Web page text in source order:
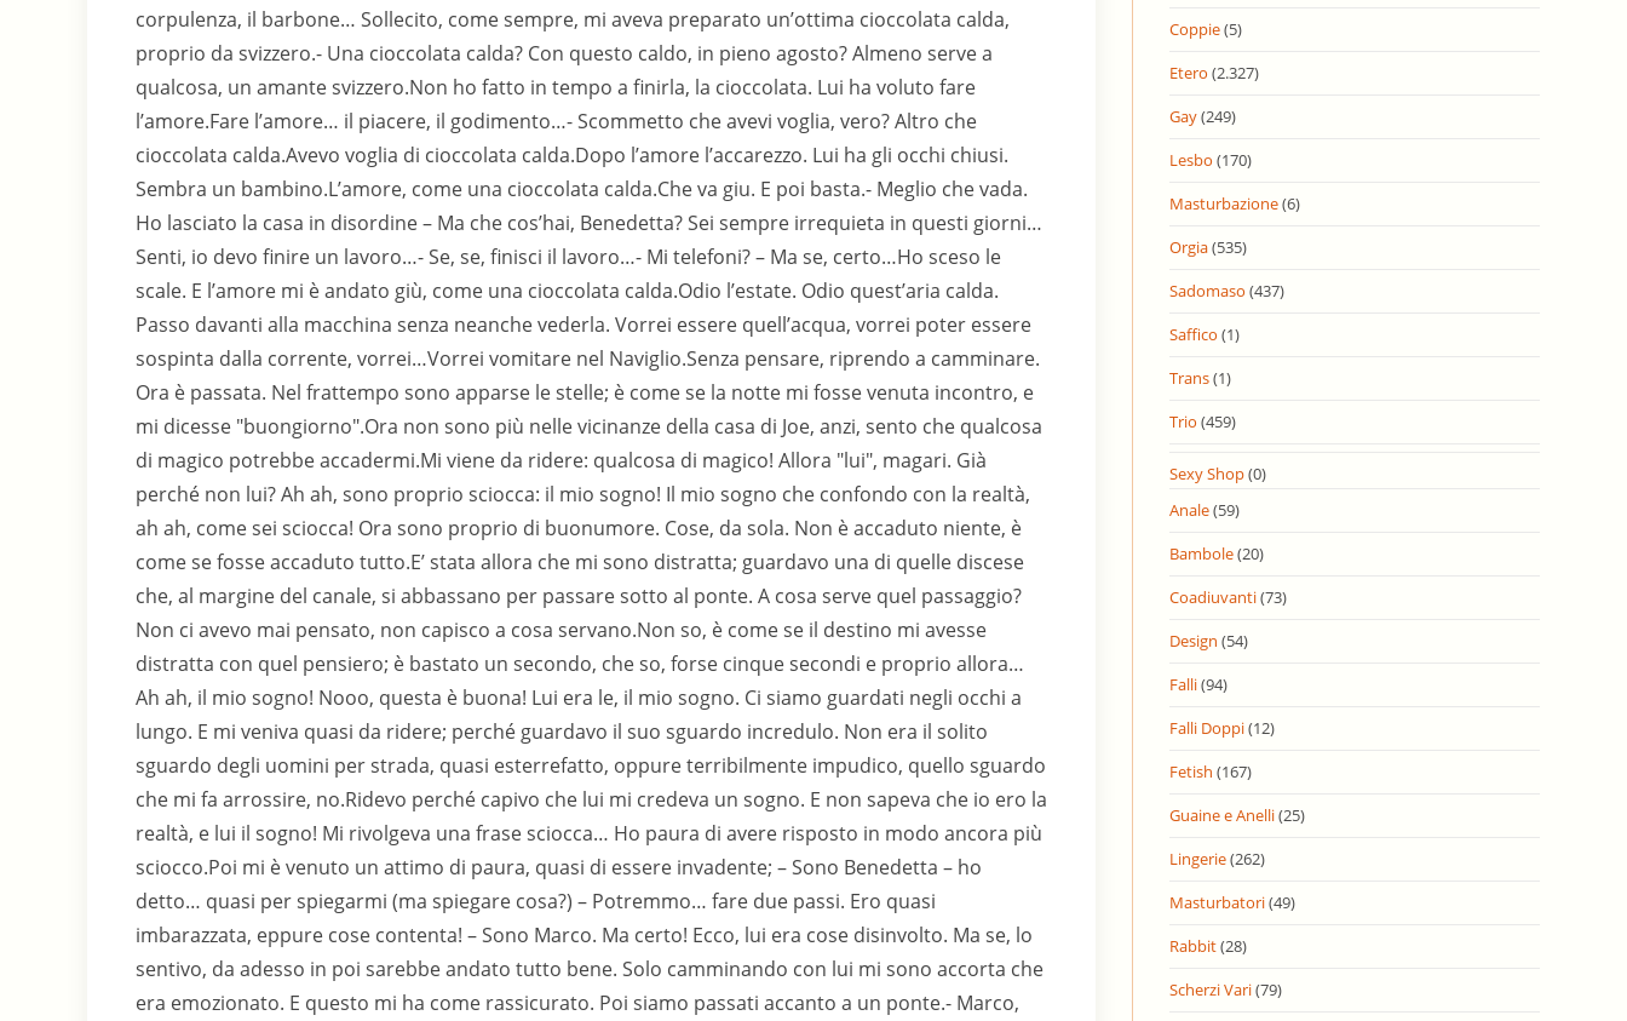
corpulenza, il barbone… Sollecito, come sempre, mi aveva preparato un’ottima cioccolata calda,
proprio da svizzero.- Una cioccolata calda? Con questo caldo, in pieno agosto? Almeno serve a
qualcosa, un amante svizzero.Non ho fatto in tempo a finirla, la cioccolata. Lui ha voluto fare
l’amore.Fare l’amore… il piacere, il godimento…- Scommetto che avevi voglia, vero? Altro che
cioccolata calda.Avevo voglia di cioccolata calda.Dopo l’amore l’accarezzo. Lui ha gli occhi chiusi.
Sembra un bambino.L’amore, come una cioccolata calda.Che va giu. E poi basta.- Meglio che vada.
Ho lasciato la casa in disordine – Ma che cos’hai, Benedetta? Sei sempre irrequieta in questi giorni…
Senti, io devo finire un lavoro…- Se, se, finisci il lavoro…- Mi telefoni? – Ma se, certo…Ho sceso le
scale. E l’amore mi è andato giù, come una cioccolata calda.Odio l’estate. Odio quest’aria calda.
Passo davanti alla macchina senza neanche vederla. Vorrei essere quell’acqua, vorrei poter essere
sospinta dalla corrente, vorrei…Vorrei vomitare nel Naviglio.Senza pensare, riprendo a camminare.
Ora è passata. Nel frattempo sono apparse le stelle; è come se la notte mi fosse venuta incontro, e
mi dicesse "buongiorno".Ora non sono più nelle vicinanze della casa di Joe, anzi, sento che qualcosa
di magico potrebbe accadermi.Mi viene da ridere: qualcosa di magico! Allora "lui", magari. Già
perché non lui? Ah ah, sono proprio sciocca: il mio sogno! Il mio sogno che confondo con la realtà,
ah ah, come sei sciocca! Ora sono proprio di buonumore. Cose, da sola. Non è accaduto niente, è
come se fosse accaduto tutto.E’ stata allora che mi sono distratta; guardavo una di quelle discese
che, al margine del canale, si abbassano per passare sotto al ponte. A cosa serve quel passaggio?
Non ci avevo mai pensato, non capisco a cosa servano.Non so, è come se il destino mi avesse
distratta con quel pensiero; è bastato un secondo, che so, forse cinque secondi e proprio allora…
Ah ah, il mio sogno! Nooo, questa è buona! Lui era le, il mio sogno. Ci siamo guardati negli occhi a
lungo. E mi veniva quasi da ridere; perché guardavo il suo sguardo incredulo. Non era il solito
sguardo degli uomini per strada, quasi esterrefatto, oppure terribilmente impudico, quello sguardo
che mi fa arrossire, no.Ridevo perché capivo che lui mi credeva un sogno. E non sapeva che io ero la
realtà, e lui il sogno! Mi rivolgeva una frase sciocca… Ho paura di avere risposto in modo ancora più
sciocco.Poi mi è venuto un attimo di paura, quasi di essere invadente; – Sono Benedetta – ho
detto… quasi per spiegarmi (ma spiegare cosa?) – Potremmo… fare due passi. Ero quasi
imbarazzata, eppure cose contenta! – Sono Marco. Ma certo! Ecco, lui era cose disinvolto. Ma se, lo
sentivo, da adesso in poi sarebbe andato tutto bene. Solo camminando con lui mi sono accorta che
era emozionato. E questo mi ha come rassicurato. Poi siamo passati accanto a un ponte.- Marco,
Coppie(5)
Etero (2.327)
Gay(249)
Lesbo (170)
Masturbazione(6)
Orgia(535)
Sadomaso (437)
Saffico (1)
Trans(1)
Trio (459)
Sexy Shop(0)
Anale(59)
Bambole(20)
Coadiuvanti(73)
Design (54)
Falli(94)
Falli Doppi(12)
Fetish (167)
Guaine e Anelli(25)
Lingerie(262)
Masturbatori(49)
Rabbit(28)
Scherzi Vari(79)